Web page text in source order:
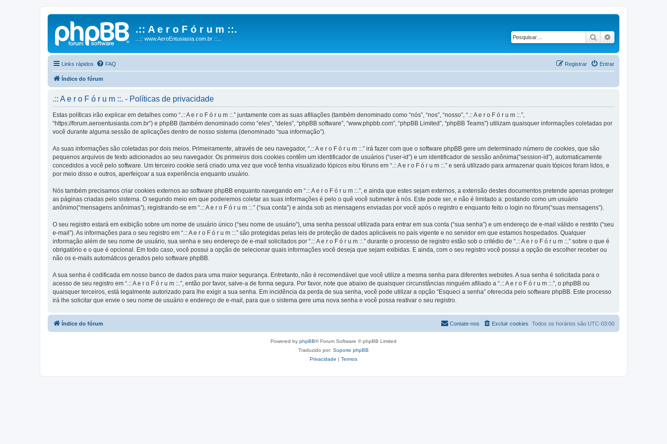
.:: A e r o F ó r u m ::.
...:: www.AeroEntusiasta.com.br ::... Pesquisar
Links rápidos FAQ Entrar
Registrar
Índice do fórum
.:: A e r o F ó r u m ::. - Políticas de privacidade
Estas políticas irão explicar em detalhes como “.:: A e r o F ó r u m ::.” juntamente com as suas afiliações (também denominado como “nós”, “nos”, “nosso”, “.:: A e r o F ó r u m ::.”,
“https://forum.aeroentusiasta.com.br”) e phpBB (também denominado como “eles”, “deles”, “phpBB software”, “www.phpbb.com”, “phpBB Limited”, “phpBB Teams”) utilizam quaisquer informações coletadas por
você durante alguma sessão de aplicações dentro de nosso sistema (denominado “sua informação”).
As suas informações são coletadas por dois meios. Primeiramente, através de seu navegador, “.:: A e r o F ó r u m ::.” irá fazer com que o software phpBB gere um determinado número de cookies, que são
pequenos arquivos de texto adicionados ao seu navegador. Os primeiros dois cookies contêm um identificador de usuários (“user-id”) e um identificador de sessão anônima(“session-id”), automaticamente
concedidos a você pelo software. Um terceiro cookie será criado uma vez que você tenha visualizado tópicos e/ou fóruns em “.:: A e r o F ó r u m ::.” e será utilizado para armazenar quais tópicos foram lidos, e
por meio disso e outros, aperfeiçoar a sua experiência enquanto usuário.
Nós também precisamos criar cookies externos ao software phpBB enquanto navegando em “.:: A e r o F ó r u m ::.”, e ainda que estes sejam externos, a extensão destes documentos pretende apenas proteger
as páginas criadas pelo sistema. O segundo meio em que poderemos coletar as suas informações é pelo o quê você submeter à nós. Este pode ser, e não é limitado a: postando como um usuário
anônimo(“mensagens anônimas”), registrando-se em “.:: A e r o F ó r u m ::.” (“sua conta”) e ainda sob as mensagens enviadas por você após o registro e enquanto feito o login no fórum(“suas mensagens”).
O seu registro estará em exibição sobre um nome de usuário único (“seu nome de usuário”), uma senha pessoal utilizada para entrar em sua conta (“sua senha”) e um endereço de e-mail válido e restrito (“seu
e-mail”). As informações para o seu registro em “.:: A e r o F ó r u m ::.” são protegidas pelas leis de proteção de dados aplicáveis no país vigente e no servidor em que estamos hospedados. Qualquer
informação além de seu nome de usuário, sua senha e seu endereço de e-mail solicitados por “.:: A e r o F ó r u m ::.” durante o processo de registro estão sob o critédio de “.:: A e r o F ó r u m ::.” sobre o que é
obrigatório e o que é opcional. Em todo caso, você possui a opção de selecionar quais informações você deseja que sejam exibidas. E ainda, com o seu registro você possui a opção de escolher receber ou
não os e-mails automáticos gerados pelo software phpBB.
A sua senha é codificada em nosso banco de dados para uma maior segurança. Entretanto, não é recomendável que você utilize a mesma senha para diferentes websites. A sua senha é solicitada para o
acesso de seu registro em “.:: A e r o F ó r u m ::.”, então por favor, salve-a de forma segura. Por favor, note que abaixo de quaisquer circunstâncias ninguém afiliado a “.:: A e r o F ó r u m ::.”, o phpBB ou
quaisquer terceiros, está legalmente autorizado para lhe exigir a sua senha. Em incidência da perda de sua senha, você pode utilizar a opção “Esqueci a senha” oferecida pelo software phpBB. Este processo
irá lhe solicitar que envie o seu nome de usuário e endereço de e-mail, para que o sistema gere uma nova senha e você possa reativar o seu registro.
Índice do fórum Todos os horários são UTC-03:00
Excluir cookies
Contate-nos
Powered by phpBB® Forum Software © phpBB Limited
Traduzido por: Suporte phpBB
Privacidade | Termos